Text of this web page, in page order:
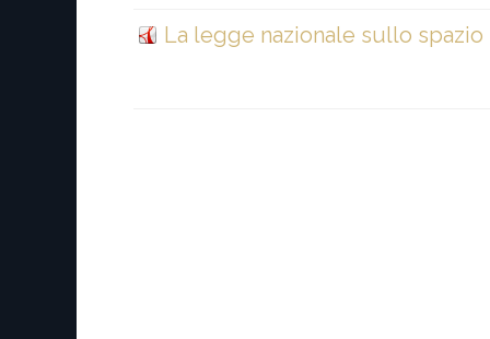
La legge nazionale sullo spazio